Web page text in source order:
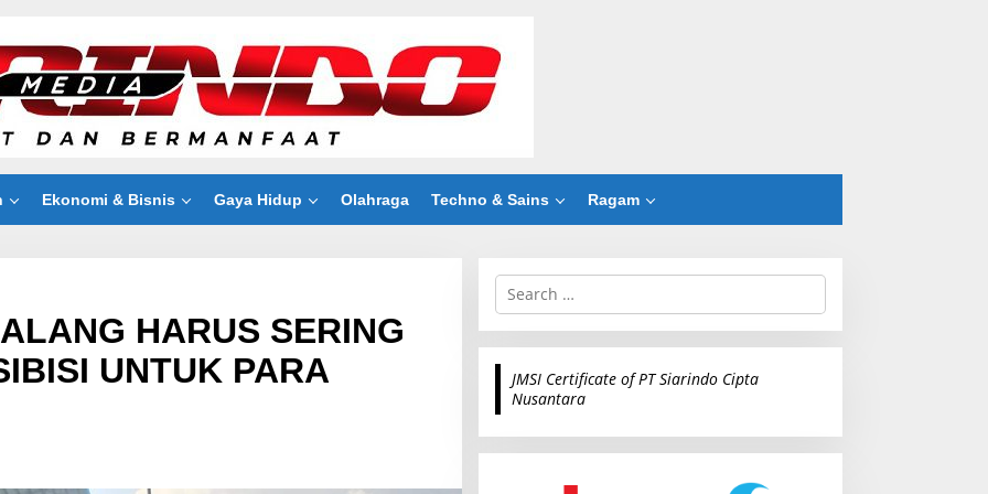
Ekonomi & Bisnis Gaya Hidup Olahraga Techno & Sains Ragam
HARUS SERING
UNTUK PARA
S
r
c
r
JMSI Certificate of PT Siarindo Cipta
Nusantara